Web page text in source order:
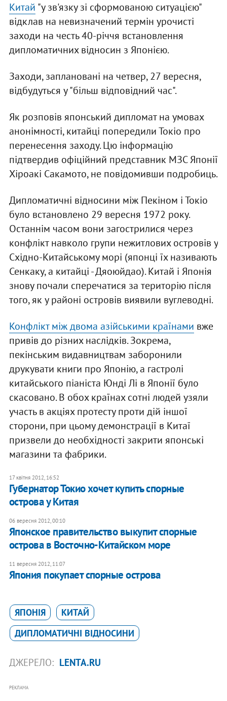
Китай "у зв'язку зі сформованою ситуацією"
відклав на невизначений термін урочисті
заходи на честь 40-річчя встановлення
дипломатичних відносин з Японією.
Заходи, заплановані на четвер, 27 вересня,
відбудуться у "більш відповідний час".
Як розповів японський дипломат на умовах
анонімності, китайці попередили Токіо про
перенесення заходу. Цю інформацію
підтвердив офіційний представник МЗС Японії
Хіроакі Сакамото, не повідомивши подробиць.
Дипломатичні відносини між Пекіном і Токіо
було встановлено 29 вересня 1972 року.
Останнім часом вони загострилися через
конфлікт навколо групи нежитлових островів у
Східно-Китайському морі (японці їх називають
Сенкаку, а китайці - Дяоюйдао). Китай і Японія
знову почали сперечатися за територію після
того, як у районі островів виявили вуглеводні.
Конфлікт між двома азійськими країнами вже
привів до різних наслідків. Зокрема,
пекінським видавництвам заборонили
друкувати книги про Японію, а гастролі
китайського піаніста Юнді Лі в Японії було
скасовано. В обох країнах сотні людей узяли
участь в акціях протесту проти дій іншої
сторони, при цьому демонстрації в Китаї
призвели до необхідності закрити японські
магазини та фабрики.
17 квітня 2012, 16:52
Губернатор Токио хочет купить спорные
острова у Китая
06 вересня 2012, 00:10
Японское правительство выкупит спорные
острова в Восточно-Китайском море
11 вересня 2012, 11:07
Япония покупает спорные острова
ЯПОНІЯ
КИТАЙ
ДИПЛОМАТИЧНІ ВІДНОСИНИ
ДЖЕРЕЛО: LENTA.RU
РЕКЛАМА